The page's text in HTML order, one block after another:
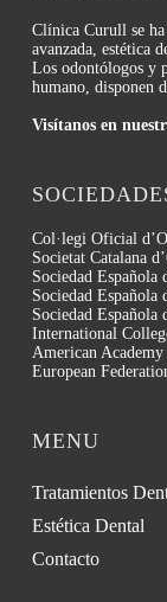
Clínica Curull se
avanzada, estética
Los odontólogos y
humano, disponen
Visítanos en
Col·legi Oficial
Societat Catalana
Sociedad Española
Sociedad Española
Sociedad Española
International
American
European
MENU
Tratamientos
Estética Dental
Contacto